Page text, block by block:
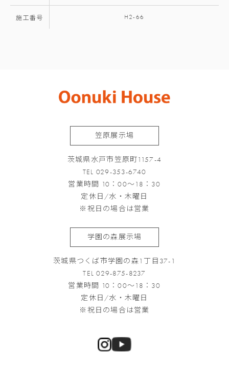
施工番号 H2-66
笠原展示場
茨城県水戸市笠原町1157-4
TEL 029-353-6740
営業時間 10：00～18：30
定休日/水・木曜日
※祝日の場合は営業
学園の森展示場
茨城県つくば市学園の森1丁目37-1
TEL 029-875-8237
営業時間 10：00～18：30
定休日/水・木曜日
※祝日の場合は営業